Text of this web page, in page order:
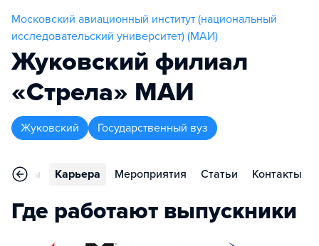
Московский авиационный институт (национальный
исследовательский университет) (МАИ)
Жуковский филиал
«Стрела» МАИ
Жуковский Государственный вуз
Карьера Мероприятия Статьи Контакты
Где работают выпускники